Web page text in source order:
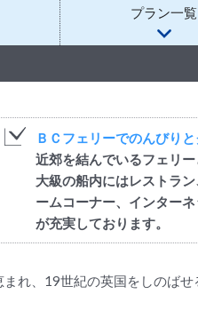
プラン一覧
ＢＣフェリーでのんびり
近郊を結んでいるフェリ
大級の船内にはレストラ
ームコーナー、インター
が充実しております。
れ、19世紀の英国をしのば